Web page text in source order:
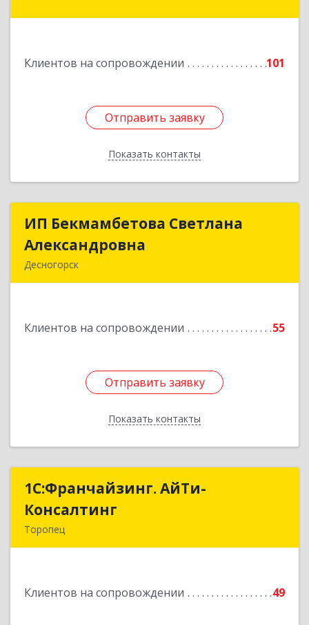
Клиентов на сопровождении 101
Отправить заявку
Показать контакты
Отправить заявку
Назад
ИП Бекмамбетова Светлана
Александровна
Десногорск
Клиентов на сопровождении 55
Отправить заявку
Показать контакты
ИП Бекмамбетова Светлана
Подробнее
Отправить заявку
Назад
1С:Франчайзинг. АйТи-
Консалтинг
Торопец
Клиентов на сопровождении 49
1С:Франчайзинг. АйТи-
Подробнее